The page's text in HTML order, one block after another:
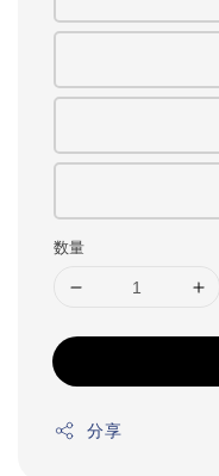
数量
分享